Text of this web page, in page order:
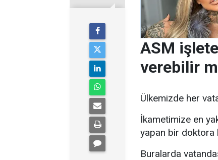
ASM
verebilir
Ülkemizde her
İkametimize en
yapan bir doktora
Buralarda